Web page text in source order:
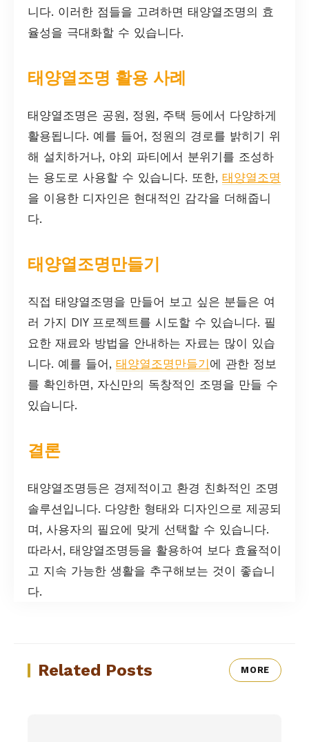
니다. 이러한 점들을 고려하면 태양열조명의 효
율성을 극대화할 수 있습니다.
태양열조명 활용 사례
태양열조명은 공원, 정원, 주택 등에서 다양하게
활용됩니다. 예를 들어, 정원의 경로를 밝히기 위
해 설치하거나, 야외 파티에서 분위기를 조성하
는 용도로 사용할 수 있습니다. 또한, 태양열조명
을 이용한 디자인은 현대적인 감각을 더해줍니
다.
태양열조명만들기
직접 태양열조명을 만들어 보고 싶은 분들은 여
러 가지 DIY 프로젝트를 시도할 수 있습니다. 필
요한 재료와 방법을 안내하는 자료는 많이 있습
니다. 예를 들어, 태양열조명만들기에 관한 정보
를 확인하면, 자신만의 독창적인 조명을 만들 수
있습니다.
결론
태양열조명등은 경제적이고 환경 친화적인 조명
솔루션입니다. 다양한 형태와 디자인으로 제공되
며, 사용자의 필요에 맞게 선택할 수 있습니다.
따라서, 태양열조명등을 활용하여 보다 효율적이
고 지속 가능한 생활을 추구해보는 것이 좋습니
다.
Related Posts MORE